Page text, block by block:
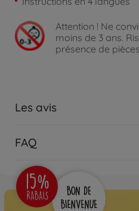
Attention ! Ne
moins de 3 ans.
présence de
Les avis
FAQ